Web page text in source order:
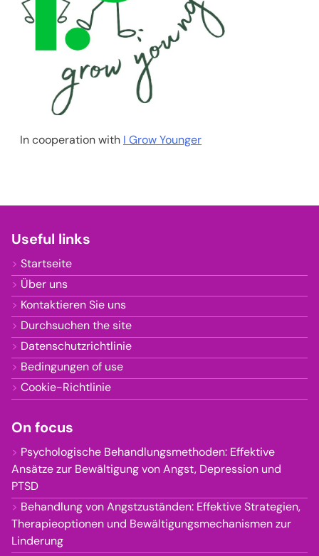
In cooperation with I Grow Younger
Useful links
Startseite
Über uns
Kontaktieren Sie uns
Durchsuchen the site
Datenschutzrichtlinie
Bedingungen of use
Cookie-Richtlinie
On focus
Psychologische Behandlungsmethoden: Effektive
Ansätze zur Bewältigung von Angst, Depression und
PTSD
Behandlung von Angstzuständen: Effektive Strategien,
Therapieoptionen und Bewältigungsmechanismen zur
Linderung